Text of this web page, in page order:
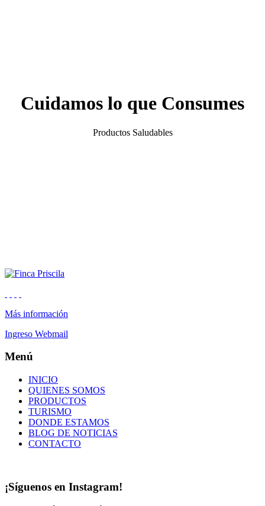
Cuidamos lo que Consumes
Productos Saludables
Más información
Ingreso Webmail
Menú
INICIO
QUIENES SOMOS
PRODUCTOS
TURISMO
DONDE ESTAMOS
BLOG DE NOTICIAS
CONTACTO
¡Síguenos en Instagram!